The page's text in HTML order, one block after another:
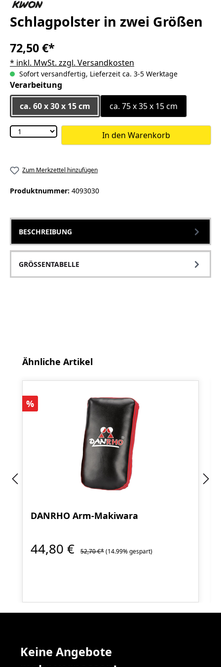
Schlagpolster in zwei Größen
72,50 €*
* inkl. MwSt. zzgl. Versandkosten
Sofort versandfertig, Lieferzeit ca. 3-5 Werktage
Verarbeitung
ca. 60 x 30 x 15 cm
ca. 75 x 35 x 15 cm
In den Warenkorb
Zum Merkzettel hinzufügen
Produktnummer: 4093030
BESCHREIBUNG
GRÖSSENTABELLE
Produktgalerie überspringen
Ähnliche Artikel
Rabatt
%
DANRHO Arm-Makiwara
44,80 € 52,70 €*(14.99% gespart)
Keine Angebote